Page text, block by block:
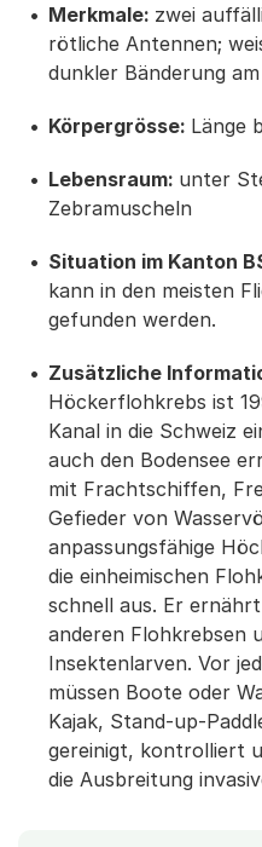
Merkmale: zwei
rötliche Antennen;
dunkler Bänderung
Körpergrösse: Länge
Lebensraum: unter
Zebramuscheln
Situation im Kanton
kann in den meisten
gefunden werden.
Zusätzliche
Höckerflohkrebs ist
Kanal in die Schweiz
auch den Bodensee
mit Frachtschiffen,
Gefieder von
anpassungsfähige
die einheimischen
schnell aus. Er
anderen Flohkrebsen
Insektenlarven. Vor
müssen Boote oder
Kajak, Stand-up-
gereinigt, kontrolliert
die Ausbreitung